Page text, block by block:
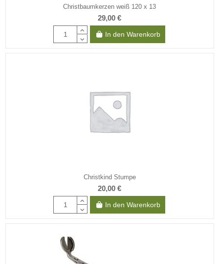
Christbaumkerzen weiß 120 x 13
29,00 €
In den Warenkorb
Christkind Stumpe
20,00 €
In den Warenkorb